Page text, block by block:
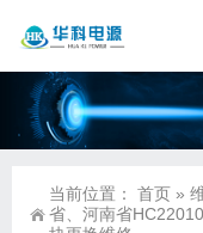
当前位置： 首页 »
省、河南省